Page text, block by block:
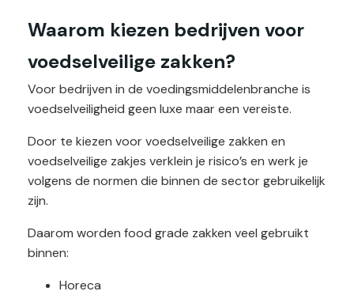
Waarom kiezen bedrijven voor
voedselveilige zakken?
Voor bedrijven in de voedingsmiddelenbranche is
voedselveiligheid geen luxe maar een vereiste.
Door te kiezen voor voedselveilige zakken en
voedselveilige zakjes verklein je risico’s en werk je
volgens de normen die binnen de sector gebruikelijk
zijn.
Daarom worden food grade zakken veel gebruikt
binnen:
Horeca